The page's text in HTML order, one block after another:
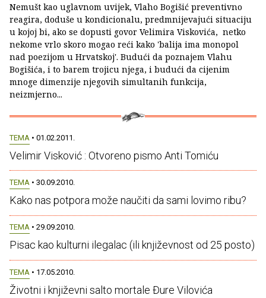
Nemušt kao uglavnom uvijek, Vlaho Bogišić preventivno
reagira, doduše u kondicionalu, predmnijevajući situaciju
u kojoj bi, ako se dopusti govor Velimira Viskovića, netko
nekome vrlo skoro mogao reći kako 'balija ima monopol
nad poezijom u Hrvatskoj'. Budući da poznajem Vlahu
Bogišića, i to barem trojicu njega, i budući da cijenim
mnoge dimenzije njegovih simultanih funkcija,
neizmjerno...
TEMA • 01.02.2011.
Velimir Visković : Otvoreno pismo Anti Tomiću
TEMA • 30.09.2010.
Kako nas potpora može naučiti da sami lovimo ribu?
TEMA • 29.09.2010.
Pisac kao kulturni ilegalac (ili književnost od 25 posto)
TEMA • 17.05.2010.
Životni i književni salto mortale Ðure Vilovića